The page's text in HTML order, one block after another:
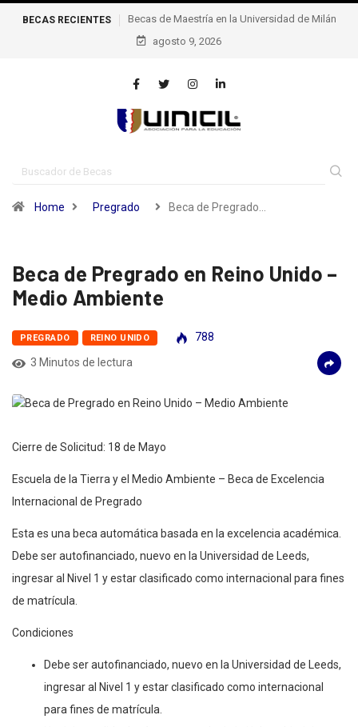
BECAS RECIENTES
en la Universidad de Milán
Becas de excelencia de la escuela
Politécnica Federal de Lausana – epfl, Suiza
agosto 9, 2026
Home Pregrado Beca de Pregrado…
Beca de Pregrado en Reino Unido –
Medio Ambiente
PREGRADO REINO UNIDO
788
3 Minutos de lectura
Cierre de Solicitud: 18 de Mayo
Escuela de la Tierra y el Medio Ambiente – Beca de Excelencia
Internacional de Pregrado
Esta es una beca automática basada en la excelencia académica.
Debe ser autofinanciado, nuevo en la Universidad de Leeds,
ingresar al Nivel 1 y estar clasificado como internacional para fines
de matrícula.
Condiciones
Debe ser autofinanciado, nuevo en la Universidad de Leeds,
ingresar al Nivel 1 y estar clasificado como internacional
para fines de matrícula.